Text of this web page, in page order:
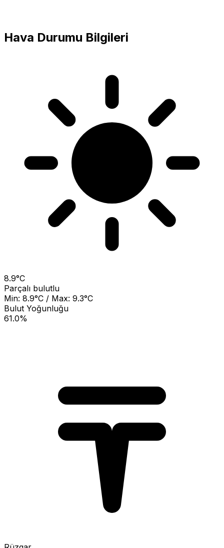
Hava Durumu Bilgileri
8.9°C
Parçalı bulutlu
Min: 8.9°C / Max: 9.3°C
Bulut Yoğunluğu
61.0%